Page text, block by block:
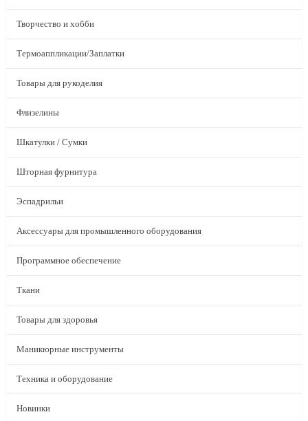
Творчество и хобби
Термоаппликации/Заплатки
Товары для рукоделия
Флизелины
Шкатулки / Сумки
Шторная фурнитура
Эспадрильи
Аксессуары для промышленного оборудования
Программное обеспечение
Ткани
Товары для здоровья
Маникюрные инструменты
Техника и оборудование
Новинки